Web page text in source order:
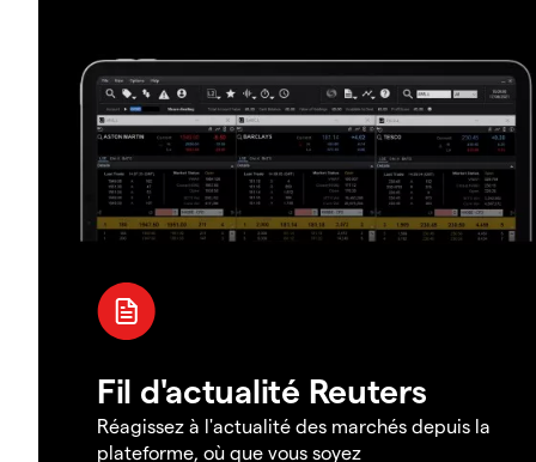
Fil d'actualité Reuters
Réagissez à l'actualité des marchés depuis la
plateforme, où que vous soyez